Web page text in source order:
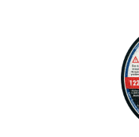
Огнеупорная